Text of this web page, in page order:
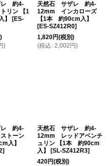
レ 約4-
リン 【1
[ES-
)
天然石 サザレ 約4-
12mm インカローズ
【1本 約90cm入】
[ES-SZ412R0]
1,820円(税別)
(税込 : 2,002 円)
レ 約4-
トーン
入】
]
天然石 サザレ 約4-
12mm レッドアベンチ
ュリン 【1本 約90cm
入】
[SL-SZ412R3]
420円(税別)